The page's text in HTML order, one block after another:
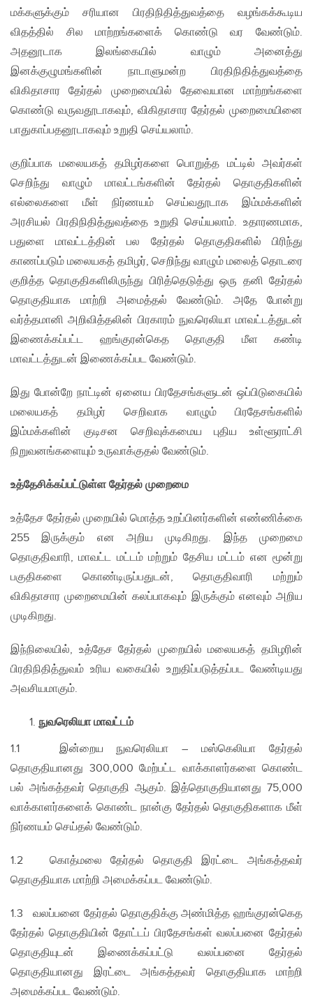
மக்களுக்கும் சரியான பிரதிநிதித்துவத்தை வழங்கக்கூடிய
விதத்தில் சில மாற்றங்களைக் கொண்டு வர வேண்டும்.
அதனூடாக இலங்கையில் வாழும் அனைத்து
இனக்குழுமங்களின் நாடாளுமன்ற பிரதிநிதித்துவத்தை
விகிதாசார தேர்தல் முறைமையில் தேவையான மாற்றங்களை
கொண்டு வருவதூடாகவும், விகிதாசார தேர்தல் முறைமையினை
பாதுகாப்பதனூடாகவும் உறுதி செய்யலாம்.
குறிப்பாக மலையகத் தமிழர்களை பொறுத்த மட்டில் அவர்கள்
செறிந்து வாழும் மாவட்டங்களின் தேர்தல் தொகுதிகளின்
எல்லைகளை மீள் நிர்ணயம் செய்வதூடாக இம்மக்களின்
அரசியல் பிரதிநிதித்துவத்தை உறுதி செய்யலாம். உதாரணமாக,
பதுளை மாவட்டத்தின் பல தேர்தல் தொகுதிகளில் பிரிந்து
காணப்படும் மலையகத் தமிழர், செறிந்து வாழும் மலைத் தொடரை
குறித்த தொகுதிகளிலிருந்து பிரித்தெடுத்து ஒரு தனி தேர்தல்
தொகுதியாக மாற்றி அமைத்தல் வேண்டும். அதே போன்று
வர்த்தமானி அறிவித்தலின் பிரகாரம் நுவரெலியா மாவட்டத்துடன்
இணைக்கப்பட்ட ஹங்குரன்கெத தொகுதி மீள கண்டி
மாவட்டத்துடன் இணைக்கப்பட வேண்டும்.
இது போன்றே நாட்டின் ஏனைய பிரதேசங்களுடன் ஒப்பிடுகையில்
மலையகத் தமிழர் செறிவாக வாழும் பிரதேசங்களில்
இம்மக்களின் குடிசன செறிவுக்கமைய புதிய உள்ளூராட்சி
நிறுவனங்களையும் உருவாக்குதல் வேண்டும்.
உத்தேசிக்கப்பட்டுள்ள தேர்தல் முறைமை
உத்தேச தேர்தல் முறையில் மொத்த உறப்பினர்களின் எண்ணிக்கை
255 இருக்கும் என அறிய முடிகிறது. இந்த முறைமை
தொகுதிவாரி, மாவட்ட மட்டம் மற்றும் தேசிய மட்டம் என மூன்று
பகுதிகளை கொண்டிருப்பதுடன், தொகுதிவாரி மற்றும்
விகிதாசார முறைமையின் கலப்பாகவும் இருக்கும் எனவும் அறிய
முடிகிறது.
இந்நிலையில், உத்தேச தேர்தல் முறையில் மலையகத் தமிழரின்
பிரதிநிதித்துவம் உரிய வகையில் உறுதிப்படுத்தப்பட வேண்டியது
அவசியமாகும்.
நுவரெலியா மாவட்டம்
1.1 இன்றைய நுவரெலியா – மஸ்கெலியா தேர்தல்
தொகுதியானது 300,000 மேற்பட்ட வாக்காளர்களை கொண்ட
பல் அங்கத்தவர் தொகுதி ஆகும். இத்தொகுதியானது 75,000
வாக்காளர்களைக் கொண்ட நான்கு தேர்தல் தொகுதிகளாக மீள்
நிர்ணயம் செய்தல் வேண்டும்.
1.2 கொத்மலை தேர்தல் தொகுதி இரட்டை அங்கத்தவர்
தொகுதியாக மாற்றி அமைக்கப்பட வேண்டும்.
1.3 வலப்பனை தேர்தல் தொகுதிக்கு அண்மித்த ஹங்குரன்கெத
தேர்தல் தொகுதியின் தோட்டப் பிரதேசங்கள் வலப்பனை தேர்தல்
தொகுதியுடன் இணைக்கப்பட்டு வலப்பனை தேர்தல்
தொகுதியானது இரட்டை அங்கத்தவர் தொகுதியாக மாற்றி
அமைக்கப்பட வேண்டும்.